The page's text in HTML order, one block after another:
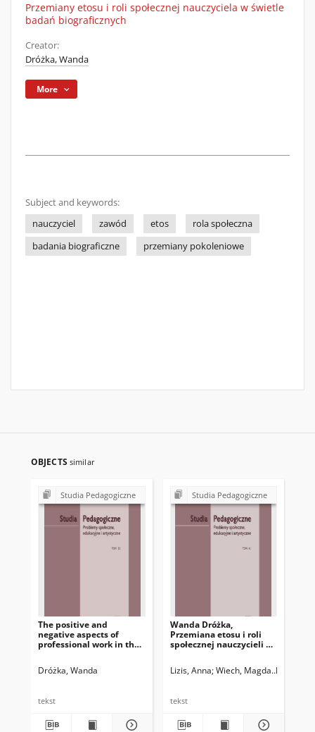
Przemiany etosu i roli społecznej nauczyciela w świetle
badań biograficznych
Creator:
Dróżka, Wanda
More
Subject and keywords:
nauczyciel
zawód etos
rola społeczna
badania biograficzne
przemiany pokoleniowe
OBJECTS similar
Studia Pedagogiczne
The positive and
negative aspects of
professional work in the
Dróżka, Wanda
tekst
Studia Pedagogiczne
Wanda Dróżka,
Przemiana etosu i roli
społecznej nauczycieli w
Lizis, Anna Wiech, Magda Matyjas,
tekst